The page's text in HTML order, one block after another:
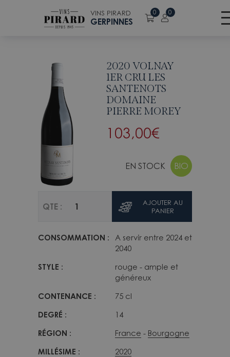
VINS PIRARD
GERPINNES
0 0
Retour à la liste des vins
2020 VOLNAY
1ER CRU LES
SANTENOTS
DOMAINE
PIERRE MOREY
103,00€
EN STOCK BIO
QTE :
AJOUTER AU
PANIER
CONSOMMATION :
A servir entre 2024 et
2040
STYLE :
rouge - ample et
généreux
CONTENANCE : 75 cl
DEGRÉ : 14
RÉGION : France Bourgogne
MILLÉSIME : 2020